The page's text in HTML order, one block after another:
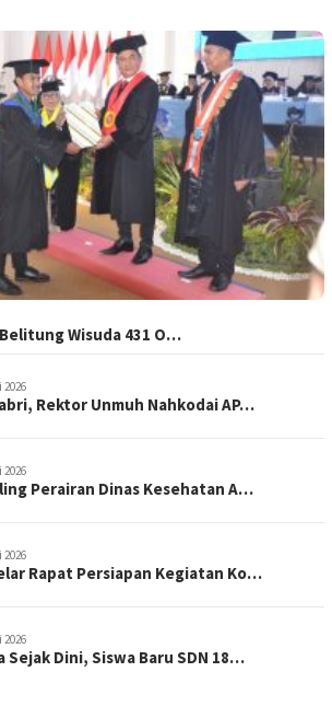
Wisuda 431 O…
2026
Rektor Unmuh Nahkodai AP…
2026
Perairan Dinas Kesehatan A…
2026
Rapat Persiapan Kegiatan Ko…
2026
Sejak Dini, Siswa Baru SDN 18…